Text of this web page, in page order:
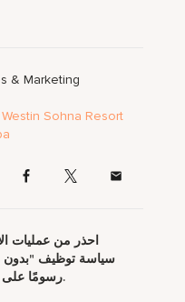
& Marketing
Sohna Resort
احذر من عمليات
سياسة توظيف "بدون
رسومًا على المتقدم كجزء من عملية التقديم.